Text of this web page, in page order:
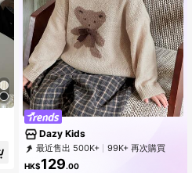
Dazy Kids
最近售出 500K+
99K+ 再次購買
160K Followers
HK$129.00